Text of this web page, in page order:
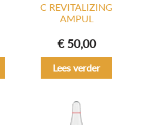
C REVITALIZING
AMPUL
€50,00
Lees verder